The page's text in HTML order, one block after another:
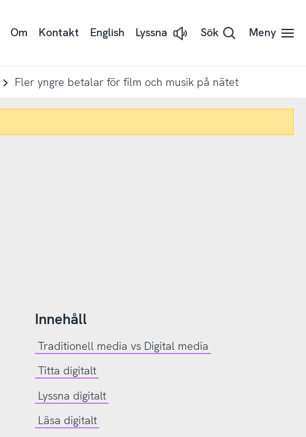
Om Kontakt English Lyssna
Lyssna
med
Readspeaker
Sök Meny
Fler yngre betalar för film och musik på nätet
Innehåll
Traditionell media vs Digital media
Titta digitalt
Lyssna digitalt
Läsa digitalt